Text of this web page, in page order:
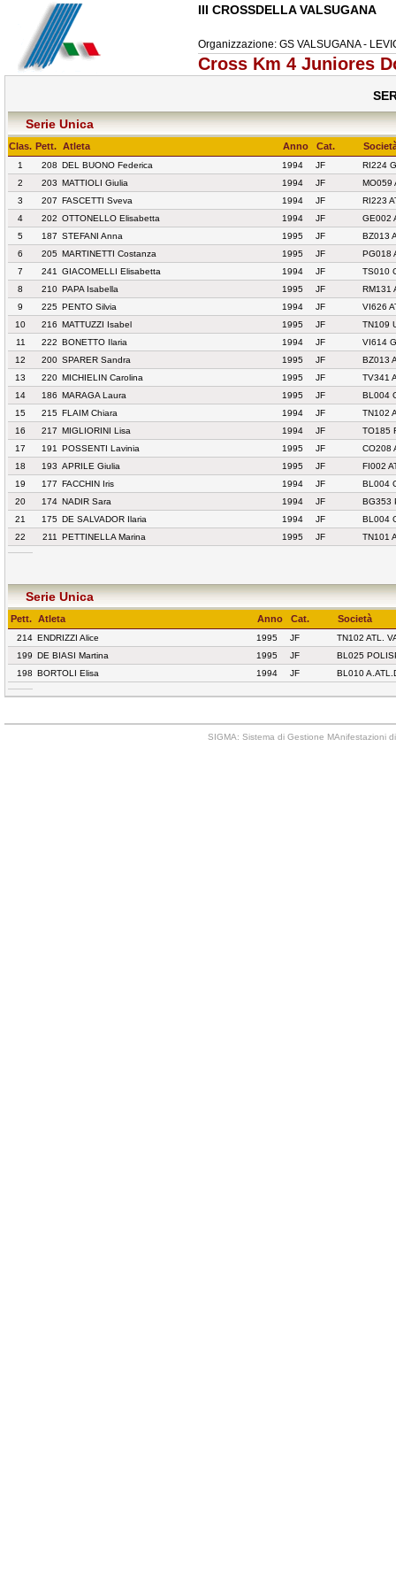
III CROSSDELLA VALSUGANA
Organizzazione: GS VALSUGANA -
Cross Km 4 Juniores
Serie Unica
Clas. Pett. Atleta Anno Cat.
1 208 DEL BUONO Federica 1994 JF
RI224
2
203 MATTIOLI Giulia 1994 JF
MO059
3
207 FASCETTI Sveva 1994 JF
RI223
4
202 OTTONELLO Elisabetta 1994 JF
GE002
5
187 STEFANI Anna 1995 JF
BZ013
6
205 MARTINETTI Costanza 1995 JF
PG018
7
241 GIACOMELLI Elisabetta 1994 JF
TS010
8
210 PAPA Isabella 1995 JF
RM131
9
225 PENTO Silvia 1994 JF
VI626
10
216 MATTUZZI Isabel 1995 JF
TN109
11
222 BONETTO Ilaria 1994 JF
VI614
12
200 SPARER Sandra 1995 JF
BZ013
13
220 MICHIELIN Carolina 1995 JF
TV341
14
186 MARAGA Laura 1995 JF
BL004
15
215 FLAIM Chiara 1994 JF
TN102
16
217 MIGLIORINI Lisa 1994 JF
TO185
17
191 POSSENTI Lavinia 1995 JF
CO208
18
193 APRILE Giulia 1995 JF
FI002
19
177 FACCHIN Iris 1994 JF
BL004
20
174 NADIR Sara 1994 JF
BG353
21
175 DE SALVADOR Ilaria 1994 JF
BL004
22
211 PETTINELLA Marina 1995 JF TN101
Serie Unica
Pett. Atleta Anno Cat. Società
214 ENDRIZZI Alice 1995 JF
TN102 ATL.
199 DE BIASI Martina 1995 JF
BL025
198 BORTOLI Elisa 1994 JF BL010
SIGMA: Sistema di Gestione MAnifestazioni